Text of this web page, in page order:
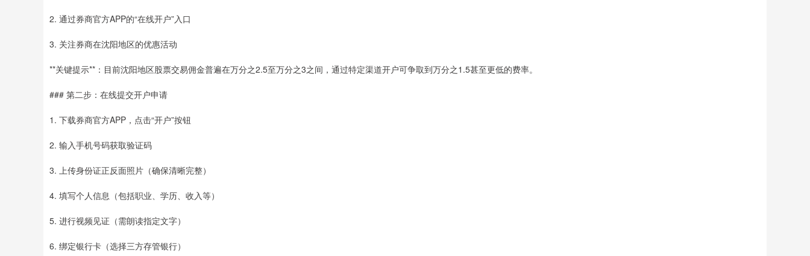
2. 通过券商官方APP的“在线开户”入口
3. 关注券商在沈阳地区的优惠活动
**关键提示**：目前沈阳地区股票交易佣金普遍在万分之2.5至万分之3之间，通过特定渠道开户可争取到万分之1.5甚至更低的费率。
### 第二步：在线提交开户申请
1. 下载券商官方APP，点击“开户”按钮
2. 输入手机号码获取验证码
3. 上传身份证正反面照片（确保清晰完整）
4. 填写个人信息（包括职业、学历、收入等）
5. 进行视频见证（需朗读指定文字）
6. 绑定银行卡（选择三方存管银行）